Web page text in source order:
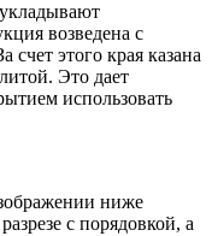
возведена с
счет этого края казана
Это дает
использовать
ниже
с порядовкой, а